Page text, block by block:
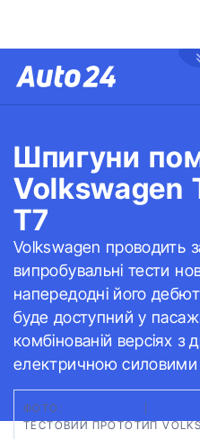
Шпигуни
Volkswagen
T7
Volkswagen проводить
випробувальні тести
напередодні його
буде доступний у
комбінованій версіях
електричною силовими
ФОТО:
ТЕСТОВИЙ ПРОТОТИП